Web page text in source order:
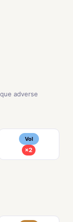
adverse
Vol
×2